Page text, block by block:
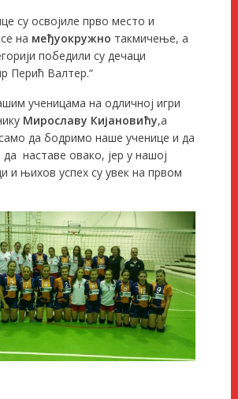
су освојиле прво место и
на међуокружно такмичење, а
победили су дечаци
Перић Валтер.“
ученицама на одличној игри
Мирославу Кијановићу,а
да бодримо наше ученице и да
наставе овако, јер у нашој
и њихов успех су увек на првом